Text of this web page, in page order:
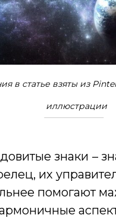
в статье взяты из
иллюстрации
знаки –
их
помогают